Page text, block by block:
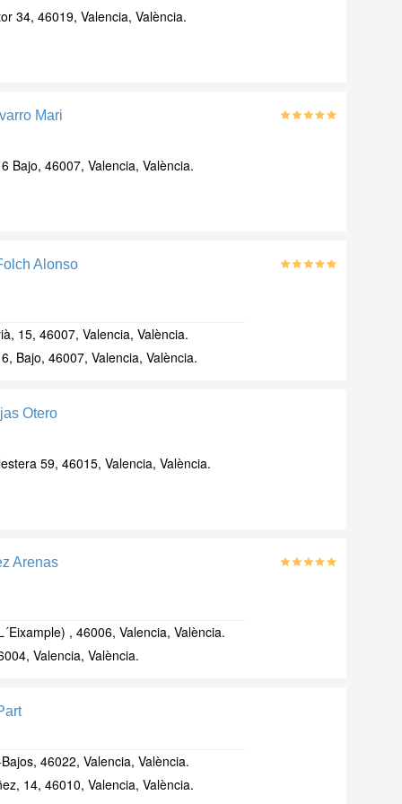
34, 46019, Valencia, València.
Mari
Bajo, 46007, Valencia, València.
Alonso
15, 46007, Valencia, València.
Bajo, 46007, Valencia, València.
Otero
59, 46015, Valencia, València.
Arenas
, 46006, Valencia, València.
Valencia, València.
46022, Valencia, València.
14, 46010, Valencia, València.